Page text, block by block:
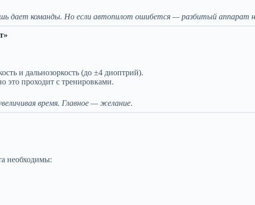
дает команды. Но если автопилот ошибется — разбитый аппарат
и дальнозоркость (до ±4 диоптрий).
это проходит с тренировками.
время. Главное — желание.
необходимы: